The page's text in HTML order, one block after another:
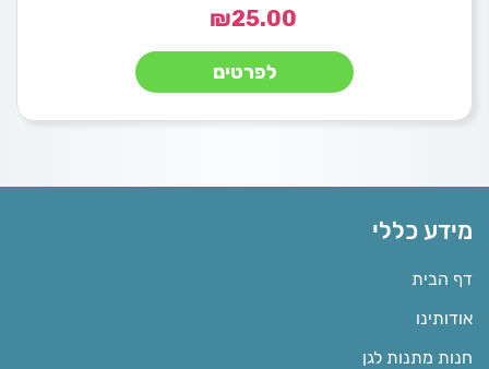
₪25.00
לפרטים
מידע כללי
דף הבית
אודותינו
חנות מתנות לגן